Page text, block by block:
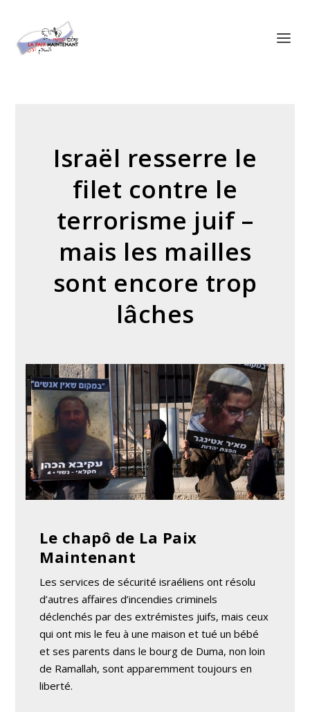
Israël resserre le
filet contre le
terrorisme juif –
mais les mailles
sont encore trop
lâches
Le chapô de La Paix
Maintenant
Les services de sécurité israéliens ont résolu
d’autres affaires d’incendies criminels
déclenchés par des extrémistes juifs, mais ceux
qui ont mis le feu à une maison et tué un bébé
et ses parents dans le bourg de Duma, non loin
de Ramallah, sont apparemment toujours en
liberté.